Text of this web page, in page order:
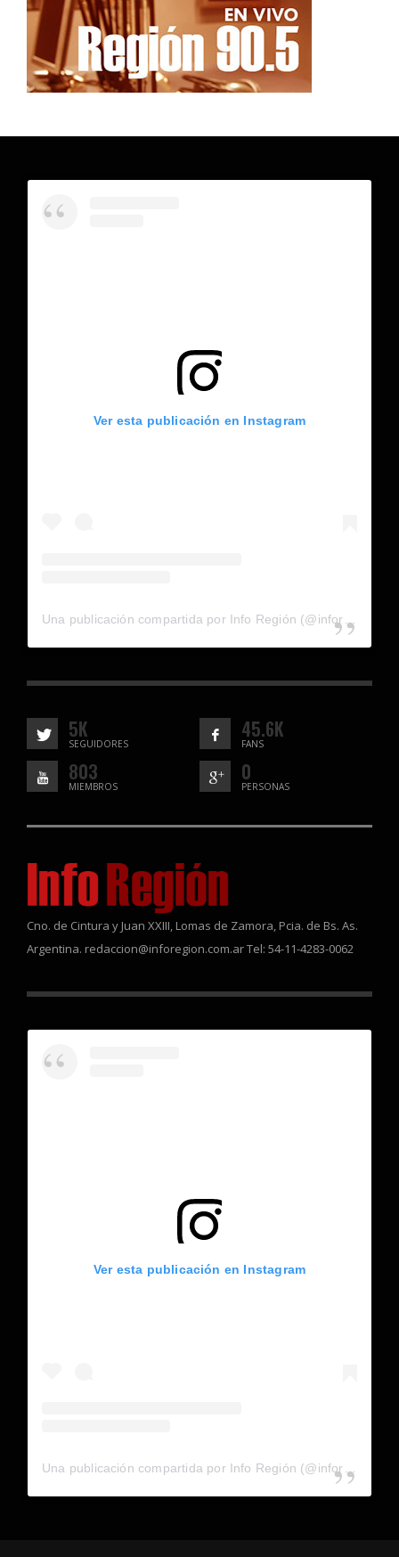
Ver esta publicación en Instagram
5K
SEGUIDORES
45.6K
FANS
803
MIEMBROS
0
PERSONAS
Cno. de Cintura y Juan XXIII, Lomas de Zamora, Pcia. de Bs. As.
Argentina. redaccion@inforegion.com.ar Tel: 54-11-4283-0062
Ver esta publicación en Instagram
Una publicación compartida por Info Región (@inforegion_redes)